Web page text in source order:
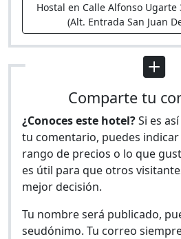
Hostal en Calle Alfonso Ugarte
(Alt. Entrada San Juan
Comparte tu
¿Conoces este hotel?Si es
tu comentario, puedes
rango de precios o lo que
es útil para que otros
mejor decisión.
Tu nombre será publicado,
seudónimo. Tu correo